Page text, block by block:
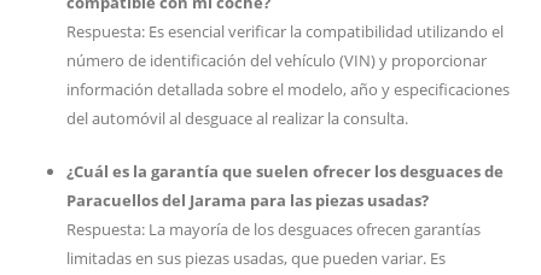
Respuesta: Es esencial verificar la compatibilidad utilizando el
número de identificación del vehículo (VIN) y proporcionar
información detallada sobre el modelo, año y especificaciones
del automóvil al desguace al realizar la consulta.
¿Cuál es la garantía que suelen ofrecer los desguaces de
Paracuellos del Jarama para las piezas usadas?
Respuesta: La mayoría de los desguaces ofrecen garantías
limitadas en sus piezas usadas, que pueden variar. Es